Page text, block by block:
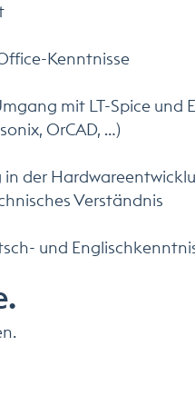
Kenntnisse
mit LT-Spice und
OrCAD, …)
in der
Verständnis
und